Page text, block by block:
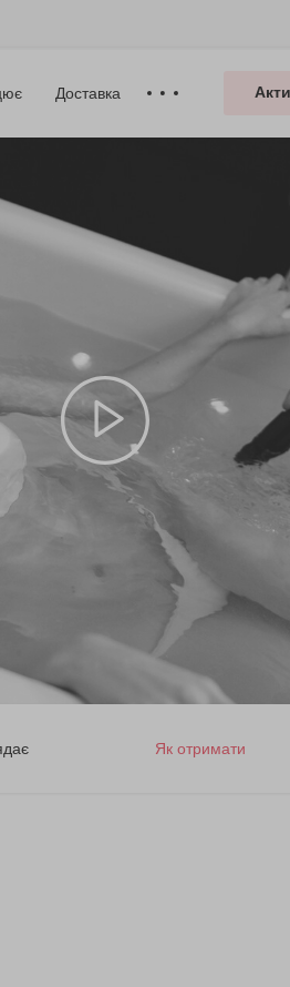
Доставка
Як отримати